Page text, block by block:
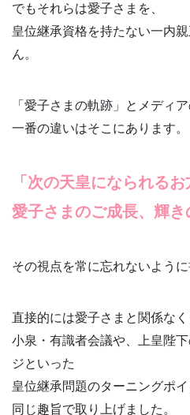
でもそれらは愛子さまを、
皇位継承資格を持たない一内
ん。
「愛子さまの軌跡」とメディ
一番の違いはそこにあります。
「次の天皇になられるお
愛子さまのご成長、輝き
その視点を常に忘れないように
直接的には愛子さまと関係なく
小泉・有識者会議や、上皇陛
ジといった
皇位継承問題のターニングポイ
同じ趣旨で取り上げました。